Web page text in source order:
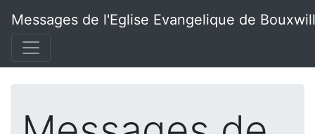
Messages de l'Eglise Evangelique de